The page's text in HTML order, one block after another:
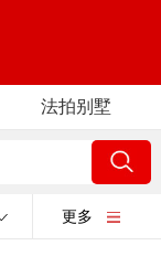
法拍别墅
更多